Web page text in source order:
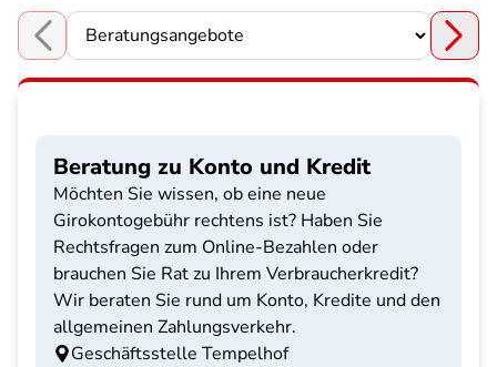
Choose a section
Beratung zu Konto und Kredit
Möchten Sie wissen, ob eine neue
Girokontogebühr rechtens ist? Haben Sie
Rechtsfragen zum Online-Bezahlen oder
brauchen Sie Rat zu Ihrem Verbraucherkredit?
Wir beraten Sie rund um Konto, Kredite und den
allgemeinen Zahlungsverkehr.
Geschäftsstelle Tempelhof